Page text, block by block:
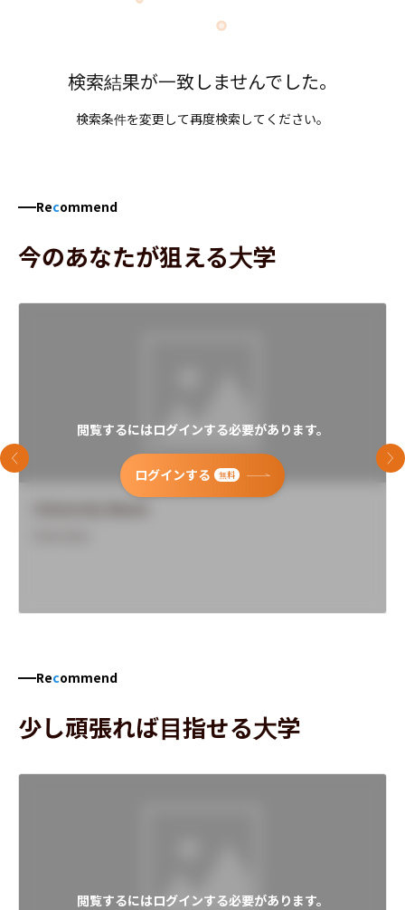
検索結果が一致しませんでした。
検索条件を変更して再度検索してください。
Recommend
今のあなたが狙える大学
閲覧するにはログインする必要があります。
ログインする 無料
前のスライド 次
Recommend
少し頑張れば目指せる大学
閲覧するにはログインする必要があります。